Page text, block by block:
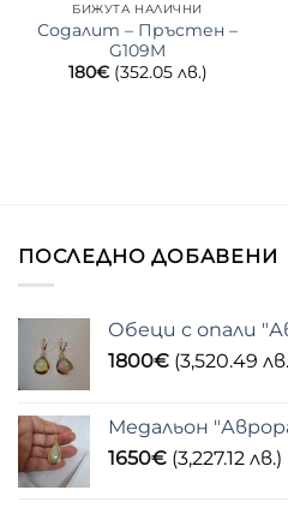
БИЖУТА НАЛИЧНИ
Содалит – Пръстен –
G109M
180€ (352.05 лв.)
ПОСЛЕДНО ДОБАВЕНИ
Обеци с опали
1800€ (3,520.49
Медальон
1650€ (3,227.12 лв.)